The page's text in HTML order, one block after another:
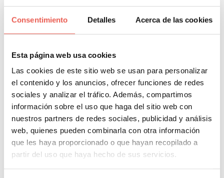
Consentimiento Detalles Acerca de las cookies
Esta página web usa cookies
Las cookies de este sitio web se usan para personalizar
el contenido y los anuncios, ofrecer funciones de redes
sociales y analizar el tráfico. Además, compartimos
información sobre el uso que haga del sitio web con
nuestros partners de redes sociales, publicidad y análisis
web, quienes pueden combinarla con otra información
que les haya proporcionado o que hayan recopilado a
partir del uso que haya hecho de sus servicios.
reputación online de una
marca?
Redes sociales
Javier Sancho Piqueras 1 Comentario
Si en algún momento has estudiado algo de social media,
el tema de la reputación online de una marca lo habrás
tocado seguro. El ORM («online reputation management»)